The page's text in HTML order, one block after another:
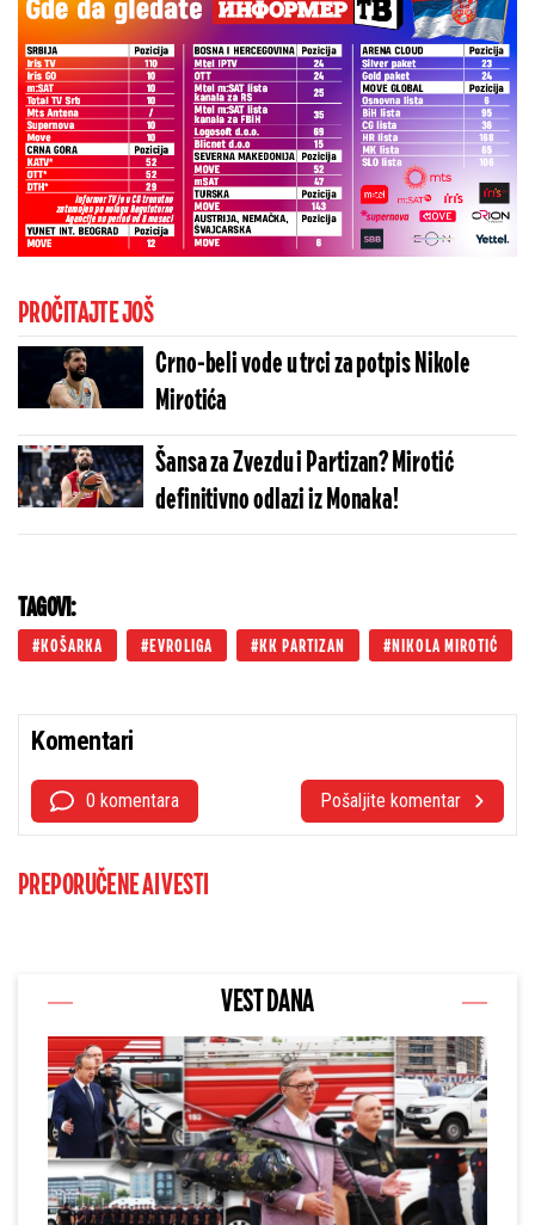
PROČITAJTE JOŠ
Crno-beli vode u trci za potpis Nikole
Mirotića
Šansa za Zvezdu i Partizan? Mirotić
definitivno odlazi iz Monaka!
TAGOVI:
KOŠARKA EVROLIGA KK PARTIZAN NIKOLA MIROTIĆ
Komentari
0 komentara Pošaljite komentar
PREPORUČENE AI VESTI
VEST DANA